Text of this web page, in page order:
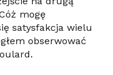
mogę
satysfakcja wielu
obserwować